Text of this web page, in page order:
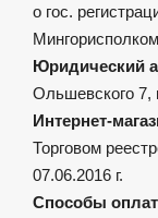
о гос.
Юридический
Ольшевского 7,
Интернет-
Торговом
07.06.2016 г.
Способы